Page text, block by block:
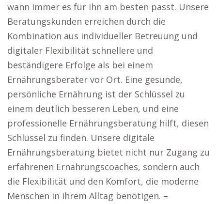
wann immer es für ihn am besten passt. Unsere
Beratungskunden erreichen durch die
Kombination aus individueller Betreuung und
digitaler Flexibilität schnellere und
beständigere Erfolge als bei einem
Ernährungsberater vor Ort. Eine gesunde,
persönliche Ernährung ist der Schlüssel zu
einem deutlich besseren Leben, und eine
professionelle Ernährungsberatung hilft, diesen
Schlüssel zu finden. Unsere digitale
Ernährungsberatung bietet nicht nur Zugang zu
erfahrenen Ernährungscoaches, sondern auch
die Flexibilität und den Komfort, die moderne
Menschen in ihrem Alltag benötigen. –